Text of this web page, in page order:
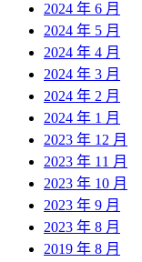
2024 年 6 月
2024 年 5 月
2024 年 4 月
2024 年 3 月
2024 年 2 月
2024 年 1 月
2023 年 12 月
2023 年 11 月
2023 年 10 月
2023 年 9 月
2023 年 8 月
2019 年 8 月